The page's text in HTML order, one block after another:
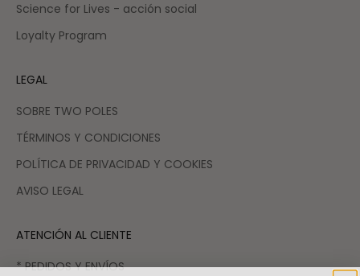
Science for Lives - acción social
Loyalty Program
LEGAL
SOBRE TWO POLES
TÉRMINOS Y CONDICIONES
POLÍTICA DE PRIVACIDAD Y COOKIES
AVISO LEGAL
ATENCIÓN AL CLIENTE
* PEDIDOS Y ENVÍOS